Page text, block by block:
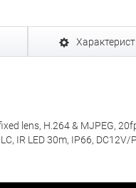
lens, H.264 & MJPEG,
IR LED 30m, IP66, DC12V/